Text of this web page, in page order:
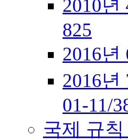
2010
825
2016년
2016
01-11/
국제 규